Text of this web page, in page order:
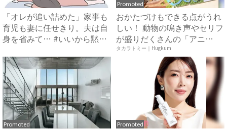
「オレが追い詰めた」家事も
育児も妻に任せきり。夫は自
身を省みて… #いいから黙
Promoted
おかたづけもできる点がうれ
しい！ 動物の鳴き声やセリフ
が盛りだくさんの「アニ
ア ...
タカラトミー｜Hugkum
Promoted Promoted